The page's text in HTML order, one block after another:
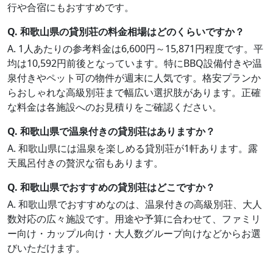
行や合宿にもおすすめです。
Q. 和歌山県の貸別荘の料金相場はどのくらいですか？
A. 1人あたりの参考料金は6,600円～15,871円程度です。平
均は10,592円前後となっています。特にBBQ設備付きや温
泉付きやペット可の物件が週末に人気です。格安プランか
らおしゃれな高級別荘まで幅広い選択肢があります。正確
な料金は各施設へのお見積りをご確認ください。
Q. 和歌山県で温泉付きの貸別荘はありますか？
A. 和歌山県には温泉を楽しめる貸別荘が1軒あります。露
天風呂付きの贅沢な宿もあります。
Q. 和歌山県でおすすめの貸別荘はどこですか？
A. 和歌山県でおすすめなのは、温泉付きの高級別荘、大人
数対応の広々施設です。用途や予算に合わせて、ファミリ
ー向け・カップル向け・大人数グループ向けなどからお選
びいただけます。